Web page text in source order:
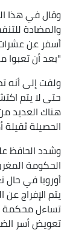
وقال في هذا
والمضادة
أسفر عن
"بعد أن تعبوا
ولفت إلى أنه
حتى لا يتم
هناك العديد
الحصيلة ثقيلة
وشدد الحافظ
الحكومة
أوروبا في حال
يتم الإفراج
تساءل محكمة
تعويض أسر